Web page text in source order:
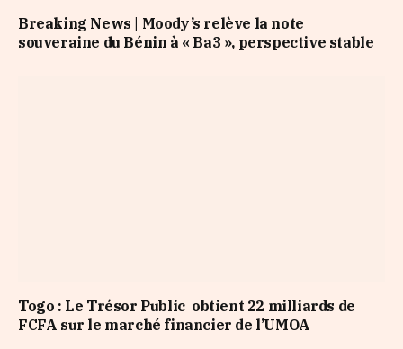
Breaking News | Moody’s relève la note
souveraine du Bénin à « Ba3 », perspective stable
Togo : Le Trésor Public obtient 22 milliards de
FCFA sur le marché financier de l’UMOA